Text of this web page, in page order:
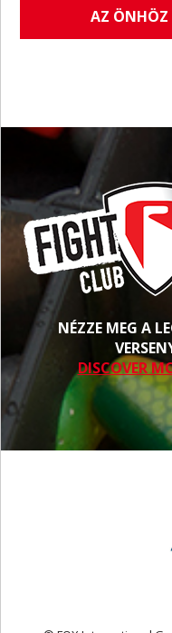
AZ ÖNHÖZ
NÉZZE MEG A
DISCOVER